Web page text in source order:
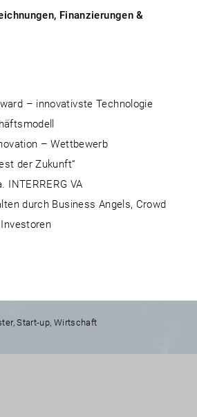
Finanzierungen &
– innovativste Technologie
– Wettbewerb
der Zukunft“
INTERRERG VA
durch Business Angels, Crowd
,Start-up, Wirtschaft